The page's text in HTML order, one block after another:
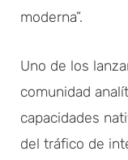
moderna”.
Uno de los
comunidad
capacidades
del tráfico de